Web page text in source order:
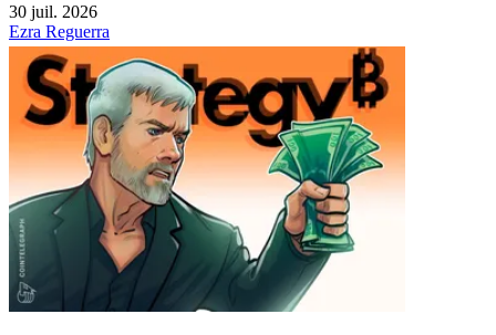
30 juil. 2026
Ezra Reguerra